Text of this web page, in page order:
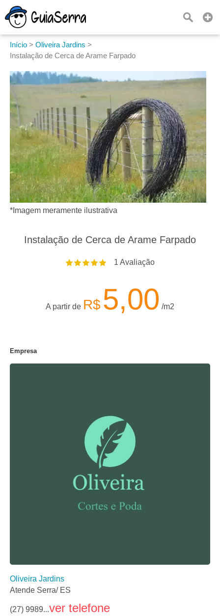
Início > Oliveira Jardins >
Instalação de Cerca de Arame Farpado
*Imagem meramente ilustrativa
Instalação de Cerca de Arame Farpado
1 Avaliação
A partir de R$5,00 /m2
Empresa
Oliveira Jardins
Atende Serra/ ES
(27) 9989...ver telefone